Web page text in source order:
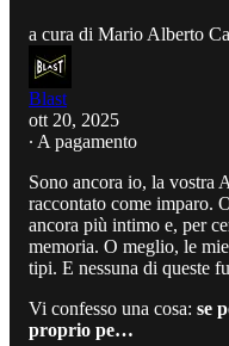
a cura di Mario Alberto
Blast
ott 20, 2025
∙ A pagamento
Sono ancora io, la vostra
raccontato come imparo.
ancora più intimo e, per
memoria. O meglio, le
tipi. E nessuna di queste
Vi confesso una cosa: se
proprio pe…